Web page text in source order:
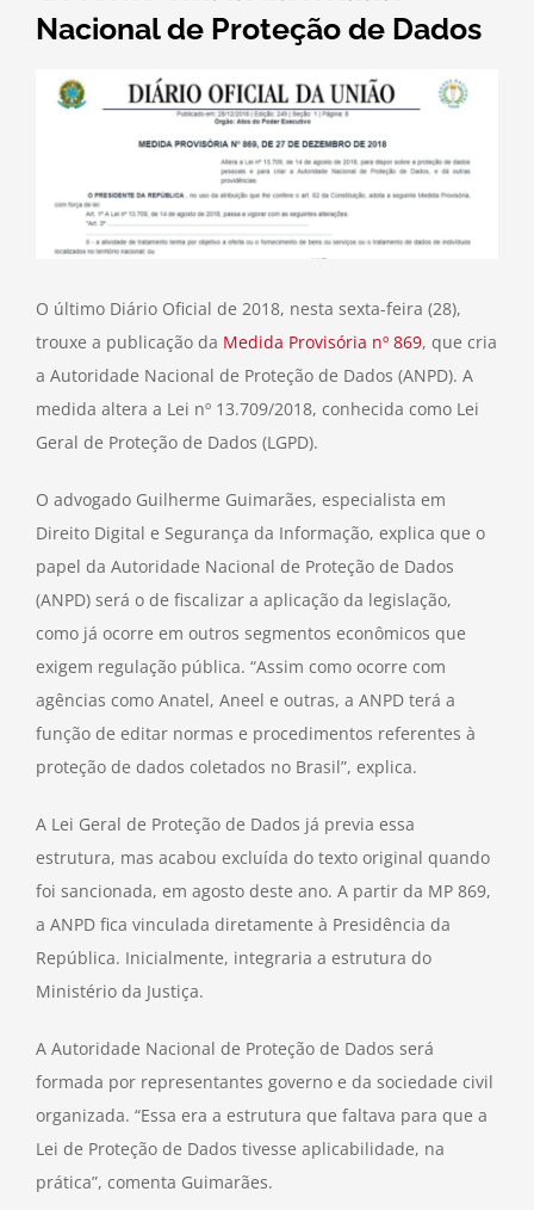
Nacional de Proteção de Dados
O último Diário Oficial de 2018, nesta sexta-feira (28),
trouxe a publicação da Medida Provisória nº 869, que cria
a Autoridade Nacional de Proteção de Dados (ANPD). A
medida altera a Lei nº 13.709/2018, conhecida como Lei
Geral de Proteção de Dados (LGPD).
O advogado Guilherme Guimarães, especialista em
Direito Digital e Segurança da Informação, explica que o
papel da Autoridade Nacional de Proteção de Dados
(ANPD) será o de fiscalizar a aplicação da legislação,
como já ocorre em outros segmentos econômicos que
exigem regulação pública. “Assim como ocorre com
agências como Anatel, Aneel e outras, a ANPD terá a
função de editar normas e procedimentos referentes à
proteção de dados coletados no Brasil”, explica.
A Lei Geral de Proteção de Dados já previa essa
estrutura, mas acabou excluída do texto original quando
foi sancionada, em agosto deste ano. A partir da MP 869,
a ANPD fica vinculada diretamente à Presidência da
República. Inicialmente, integraria a estrutura do
Ministério da Justiça.
A Autoridade Nacional de Proteção de Dados será
formada por representantes governo e da sociedade civil
organizada. “Essa era a estrutura que faltava para que a
Lei de Proteção de Dados tivesse aplicabilidade, na
prática”, comenta Guimarães.